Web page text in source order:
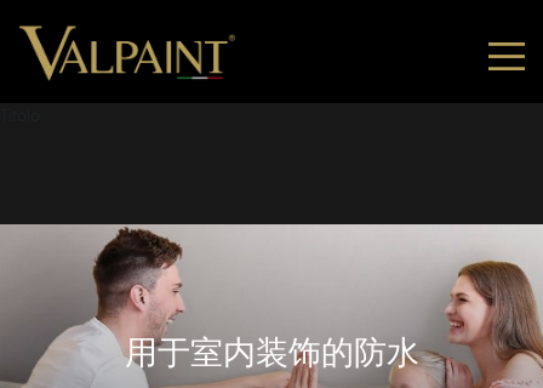
用于室内装饰的防水